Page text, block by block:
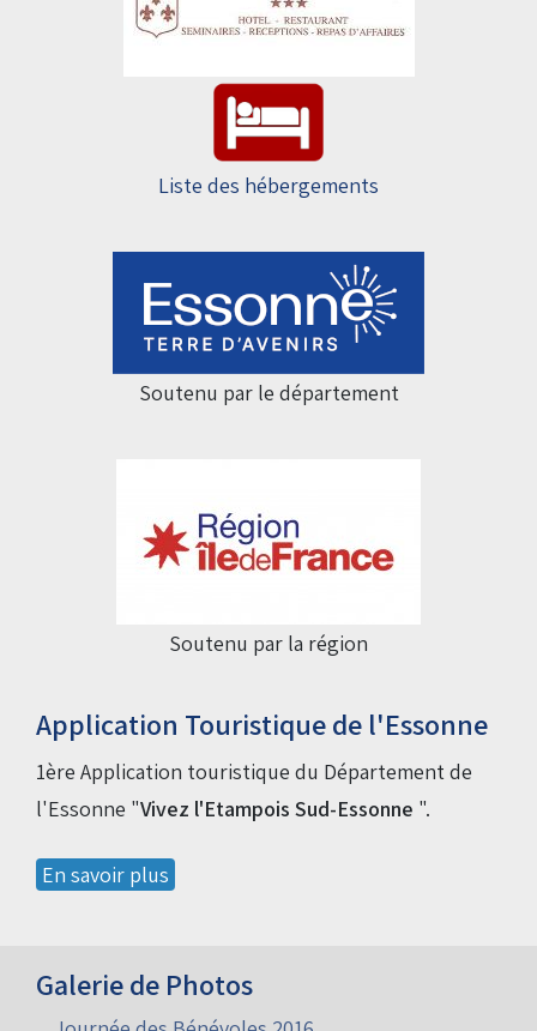
Liste des hébergements
Soutenu par la région
Application Touristique de l'Essonne
l'Essonne "Vivez l'Etampois Sud-Essonne